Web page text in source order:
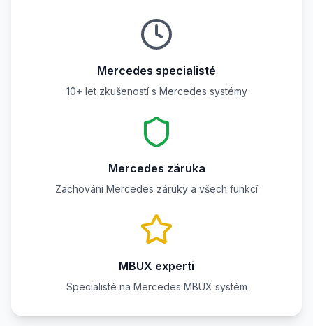
Mercedes specialisté
10+ let zkušeností s Mercedes systémy
Mercedes záruka
Zachování Mercedes záruky a všech funkcí
MBUX experti
Specialisté na Mercedes MBUX systém